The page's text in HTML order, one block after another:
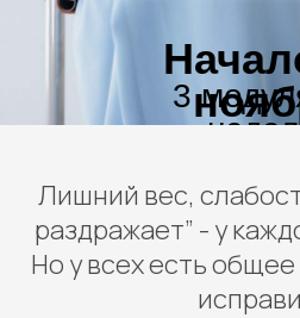
Лишний вес,
раздражает” - у
Но у всех есть